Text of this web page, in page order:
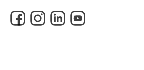
FacebookInstagramLinkedInYouTube